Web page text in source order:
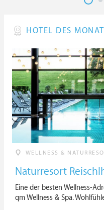
HOTEL DES
WELLNESS &
Naturresort
Eine der besten Wellness-
qm Wellness & Spa.